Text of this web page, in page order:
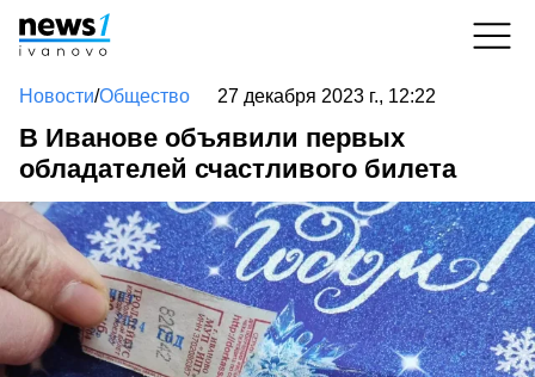
Новости/Общество 27 декабря 2023 г., 12:22
В Иванове объявили первых
обладателей счастливого билета